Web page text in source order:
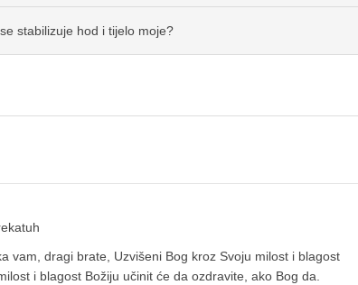
stabilizuje hod i tijelo moje?
vam, dragi brate, Uzvišeni Bog kroz Svoju milost i blagost
i blagost Božiju učinit će da ozdravite, ako Bog da.